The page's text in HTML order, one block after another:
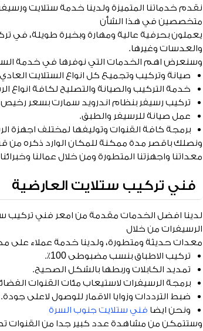
متخصصين في هذا الشأن
يعملون بحرفية عالية ومهارة وبخبرة طويلة، في
والعدسات وغيرها.
وسنعرض اهم الخدمات التي نوفرها في خدمة
صيانة وتركيب وتجميع كل انواع الستلايت
خدمة التركيب والصيانة والتصليح لكافة انواع
تركيب رسيفر بنظام اندرويد سمارت بسعر
عمل صيانة للرسيفر والطبق.
برمجة كافة القنوات وتوليفها لمختلف اجهزة
ونصلك باقصر مدة ممكنة للمكان الوارد ذكره من
معداتنا واجهزتنا المتطورة ومن خلال عمالنا
فني تركيب ستلايت العارضية
لدينا افضل الخدمات مقدمة من امعر فني تركيب
الرسيفرات من خلال
معدات حديثة ومتطورة، ولدينا خدمة عملاء على
تركيب الاطباق بنسب مضبوطى 100٪.
تمديد الكابلات وربطها بالشكل الصحيح.
برمجة الرسيفرات لاستيعاب مئات القنوات
ضبط الترددات وزوايا الاقمار للوصول لاعلى جودة.
ونحن ايضا فني ستلايت جنوب السرة
وستتمكن من مشاهدة عدد كبير جدا من القنوات تصل ل 5000 محطة فضائية مع الوضوح وبدون شوشرة أو